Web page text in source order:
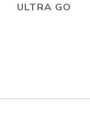
ULTRA GO